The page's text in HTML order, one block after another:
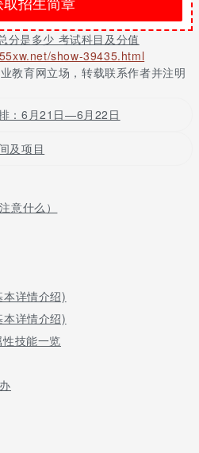
试要多样化，可根据各学科课程特
式;除纸笔测试外，还安排外语听力
数学、外语、理科综合为全闭卷形
文外，其余四科试卷均采用分卷形
两部分，其中，卷ⅰ为选择题，要求
卡上，采用机器阅卷;卷ⅱ为非选择
试卷上，由人工阅卷。
可以查阅准许携带的教科书，独立
和互相借阅教科书。
分是多少 考试科目及分值
show-39435.html
教育网立场，转载联系作者并注明
：6月21日—6月22日
及项目
意什么）
详情介绍)
详情介绍)
技能一览